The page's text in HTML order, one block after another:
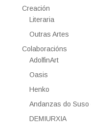
Creación
Literaria
Outras Artes
Colaboracións
AdolfinArt
Oasis
Henko
Andanzas do Suso
DEMIURXIA